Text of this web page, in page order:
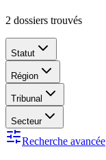
2 dossiers trouvés
Statut
Région
Tribunal
Secteur
Recherche avancée